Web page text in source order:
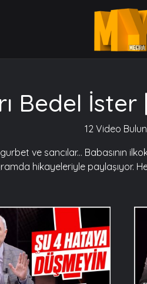
Bedel
12 Video
ve sancılar... Babasının
hikayeleriyle paylaşıyor.